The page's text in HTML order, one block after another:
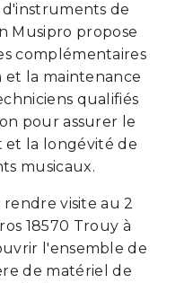
de
Musipro propose
complémentaires
et la maintenance
qualifiés
pour assurer le
la longévité de
musicaux.
rendre visite au 2
18570 Trouy à
l'ensemble de
de matériel de